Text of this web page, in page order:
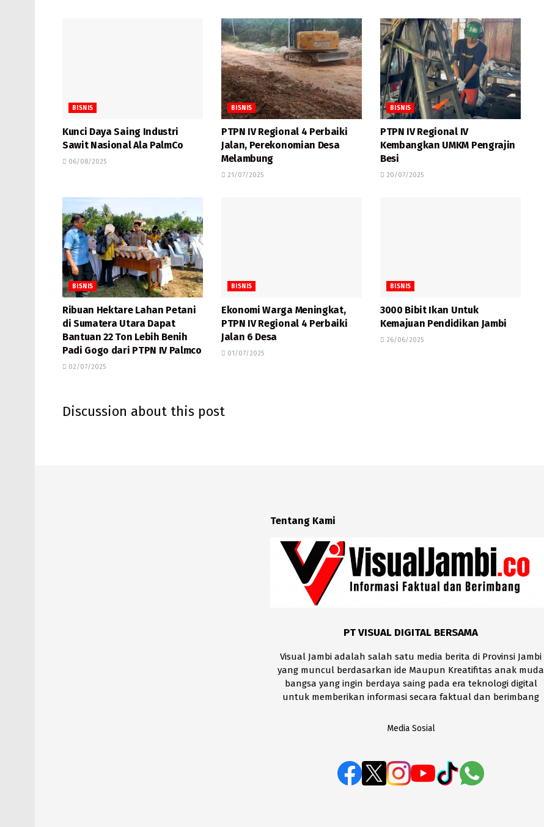
BISNIS
Kunci Daya Saing Industri
Sawit Nasional Ala PalmCo
06/08/2025
BISNIS
PTPN IV Regional 4 Perbaiki
Jalan, Perekonomian Desa
Melambung
21/07/2025
BISNIS
PTPN IV Regional IV
Kembangkan UMKM Pengrajin
Besi
20/07/2025
BISNIS
Ribuan Hektare Lahan Petani
di Sumatera Utara Dapat
Bantuan 22 Ton Lebih Benih
Padi Gogo dari PTPN IV Palmco
02/07/2025
BISNIS
Ekonomi Warga Meningkat,
PTPN IV Regional 4 Perbaiki
Jalan 6 Desa
01/07/2025
BISNIS
3000 Bibit Ikan Untuk
Kemajuan Pendidikan Jambi
26/06/2025
Discussion about this post
Tentang Kami
PT VISUAL DIGITAL BERSAMA
Visual Jambi adalah salah satu media berita di Provinsi Jambi
yang muncul berdasarkan ide Maupun Kreatifitas anak muda
bangsa yang ingin berdaya saing pada era teknologi digital
untuk memberikan informasi secara faktual dan berimbang
Media Sosial